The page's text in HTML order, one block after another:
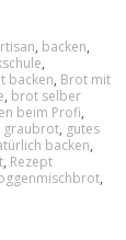
, backen,
,
backen, Brot mit
, brot selber
beim Profi,
graubrot, gutes
backen,
, Rezept
,